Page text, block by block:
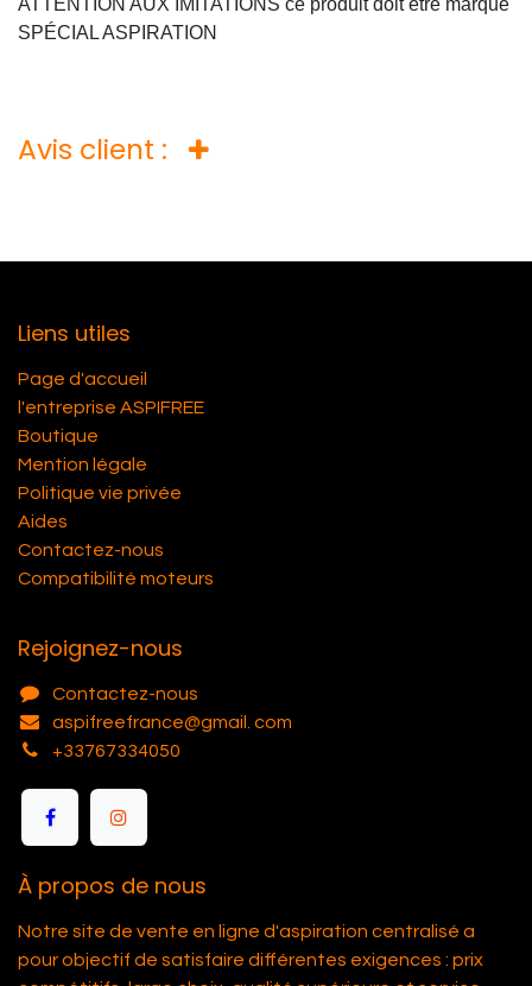
ATTENTION AUX IMITATIONS ce produit doit être marqué
SPÉCIAL ASPIRATION
Avis client :
Liens utiles
Page d'accueil
l'entreprise ASPIFREE
Boutique
Mention légale
Politique vie privée
Aides
Contactez-nous
Compatibilité moteurs
Rejoignez-nous
Contactez-nous
aspifreefrance@gmail. com
+33767334050
À propos de nous
Notre site de vente en ligne d'aspiration centralisé a
pour objectif de satisfaire différentes exigences : prix